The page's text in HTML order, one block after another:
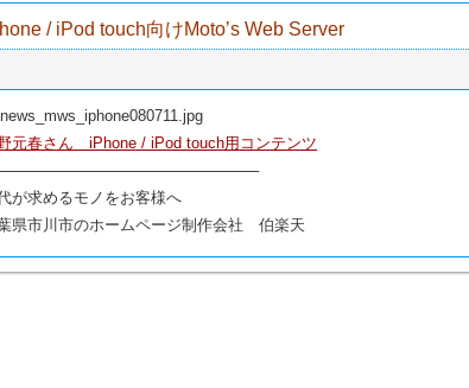
/ iPod touch向けMoto’s Web Server
元春さん iPhone / iPod touch用コンテンツ
が求めるモノをお客様へ
県市川市のホームページ制作会社 伯楽天